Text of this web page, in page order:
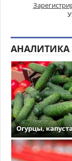
АНАЛИТИКА
Огурцы,